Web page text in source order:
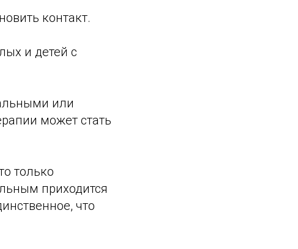
контакт.
и детей с
или
может стать
только
приходится
что